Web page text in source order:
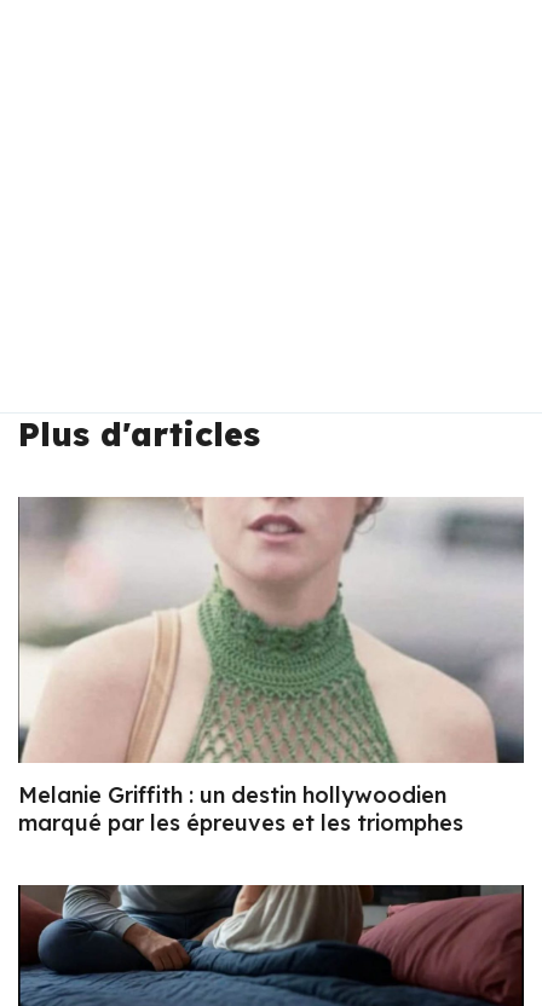
Plus d'articles
Melanie Griffith : un destin hollywoodien
marqué par les épreuves et les triomphes